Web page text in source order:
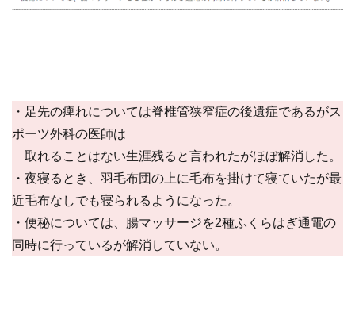
・足先の痺れについては脊椎管狭窄症の後遺症であるがス
ポーツ外科の医師は
取れることはない生涯残ると言われたがほぼ解消した。
・夜寝るとき、羽毛布団の上に毛布を掛けて寝ていたが最
近毛布なしでも寝られるようになった。
・便秘については、腸マッサージを2種ふくらはぎ通電の
同時に行っているが解消していない。